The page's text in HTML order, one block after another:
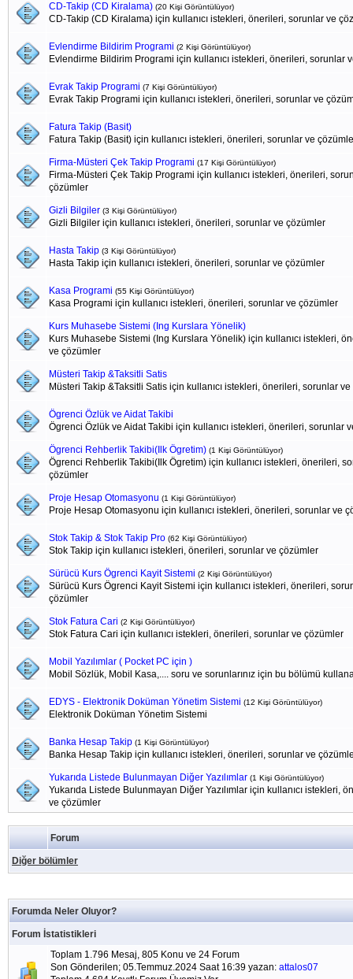
CD-Takip (CD Kiralama) (20 Kişi Görüntülüyor)
CD-Takip (CD Kiralama) için kullanıcı istekleri, önerileri, sorunlar ve
Evlendirme Bildirim Programi (2 Kişi Görüntülüyor)
Evlendirme Bildirim Programi için kullanıcı istekleri, önerileri, sorunlar
Evrak Takip Programi (7 Kişi Görüntülüyor)
Evrak Takip Programi için kullanıcı istekleri, önerileri, sorunlar ve
Fatura Takip (Basit)
Fatura Takip (Basit) için kullanıcı istekleri, önerileri, sorunlar ve
Firma-Müsteri Çek Takip Programi (17 Kişi Görüntülüyor)
Firma-Müsteri Çek Takip Programi için kullanıcı istekleri, önerileri,
çözümler
Gizli Bilgiler (3 Kişi Görüntülüyor)
Gizli Bilgiler için kullanıcı istekleri, önerileri, sorunlar ve çözümler
Hasta Takip (3 Kişi Görüntülüyor)
Hasta Takip için kullanıcı istekleri, önerileri, sorunlar ve çözümler
Kasa Programi (55 Kişi Görüntülüyor)
Kasa Programi için kullanıcı istekleri, önerileri, sorunlar ve çözümler
Kurs Muhasebe Sistemi (Ing Kurslara Yönelik)
Kurs Muhasebe Sistemi (Ing Kurslara Yönelik) için kullanıcı istekleri,
ve çözümler
Müsteri Takip &Taksitli Satis
Müsteri Takip &Taksitli Satis için kullanıcı istekleri, önerileri, sorunlar
Ögrenci Özlük ve Aidat Takibi
Ögrenci Özlük ve Aidat Takibi için kullanıcı istekleri, önerileri, sorunlar
Ögrenci Rehberlik Takibi(Ilk Ögretim) (1 Kişi Görüntülüyor)
Ögrenci Rehberlik Takibi(Ilk Ögretim) için kullanıcı istekleri, önerileri,
çözümler
Proje Hesap Otomasyonu (1 Kişi Görüntülüyor)
Proje Hesap Otomasyonu için kullanıcı istekleri, önerileri, sorunlar ve
Stok Takip & Stok Takip Pro (62 Kişi Görüntülüyor)
Stok Takip için kullanıcı istekleri, önerileri, sorunlar ve çözümler
Sürücü Kurs Ögrenci Kayit Sistemi (2 Kişi Görüntülüyor)
Sürücü Kurs Ögrenci Kayit Sistemi için kullanıcı istekleri, önerileri,
çözümler
Stok Fatura Cari (2 Kişi Görüntülüyor)
Stok Fatura Cari için kullanıcı istekleri, önerileri, sorunlar ve çözümler
Mobil Yazılımlar ( Pocket PC için )
Mobil Sözlük, Mobil Kasa,.... soru ve sorunlarınız için bu bölümü
EDYS - Elektronik Doküman Yönetim Sistemi (12 Kişi Görüntülüyor)
Elektronik Doküman Yönetim Sistemi
Banka Hesap Takip (1 Kişi Görüntülüyor)
Banka Hesap Takip için kullanıcı istekleri, önerileri, sorunlar ve
Yukarıda Listede Bulunmayan Diğer Yazılımlar (1 Kişi Görüntülüyor)
Yukarıda Listede Bulunmayan Diğer Yazılımlar için kullanıcı istekleri,
ve çözümler
Forum
Diğer bölümler
Forumda Neler Oluyor?
Forum İstatistikleri
Toplam 1.796 Mesaj, 805 Konu ve 24 Forum
Son Gönderilen; 05.Temmuz.2024 Saat 16:39 yazan: attalos07